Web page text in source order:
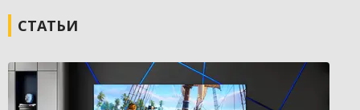
СТАТЬИ